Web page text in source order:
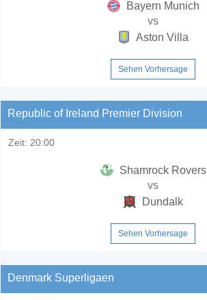
Bayern Munich
vs
Aston Villa
Sehen Vorhersage
Republic of Ireland Premier Division
Zeit: 20:00
Shamrock Rovers
vs
Dundalk
Sehen Vorhersage
Denmark Superligaen